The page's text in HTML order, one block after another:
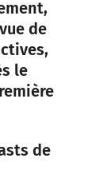
de
le
de